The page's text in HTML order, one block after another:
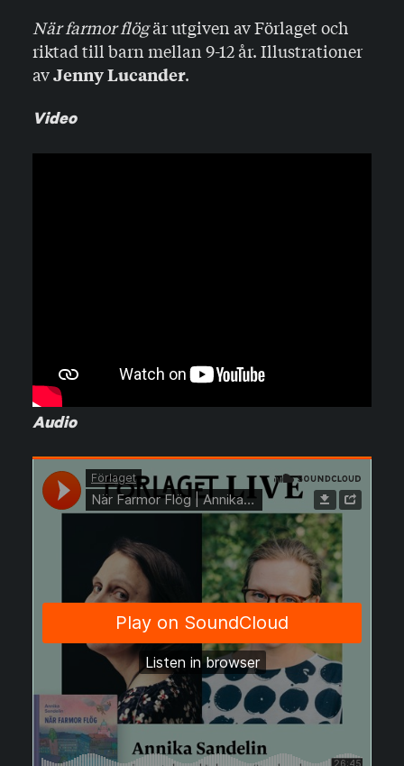
När farmor flögär utgiven av Förlaget och
riktad till barn mellan 9-12 år. Illustrationer
avJenny Lucander.
Video
Audio